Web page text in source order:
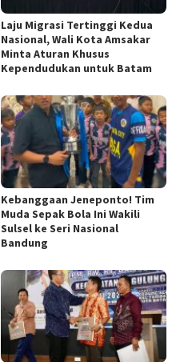
Laju Migrasi Tertinggi Kedua
Nasional, Wali Kota Amsakar
Minta Aturan Khusus
Kependudukan untuk Batam
Kebanggaan Jeneponto! Tim
Muda Sepak Bola Ini Wakili
Sulsel ke Seri Nasional
Bandung